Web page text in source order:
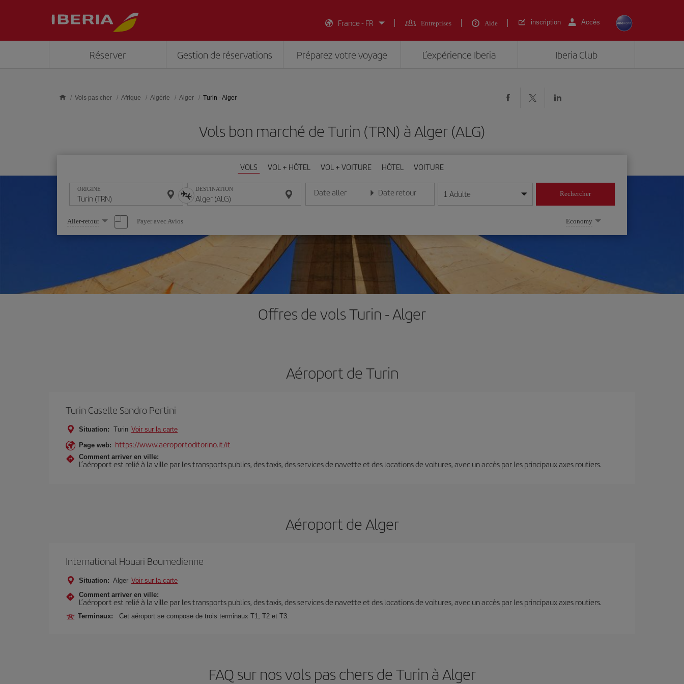
France - FR
Entreprises Aide inscription Accès
Réserver Gestion de réservations Préparez votre voyage L’expérience Iberia Iberia Club
Vols pas cher Afrique Algérie Alger Turin - Alger
Vols bon marché de Turin (TRN) à Alger (ALG)
VOLS VOL + HÔTEL VOL + VOITURE HÔTEL VOITURE
ORIGINE DESTINATION Date aller
Entrez la date au format jour/mois/année
Date retour
Entrez la date au format jour/mois/année
1 Adulte Rechercher
Sélectionnez
une
option
Aller-retour Payer avec Avios Economy
Offres de vols Turin - Alger
Aéroport de Turin
Turin Caselle Sandro Pertini
Situation: Turin Voir sur la carte
Page web: https://www.aeroportoditorino.it/it
Comment arriver en ville:
L’aéroport est relié à la ville par les transports publics, des taxis, des services de navette et des locations de voitures, avec un accès par les principaux axes routiers.
Aéroport de Alger
International Houari Boumedienne
Situation: Alger Voir sur la carte
Comment arriver en ville:
L’aéroport est relié à la ville par les transports publics, des taxis, des services de navette et des locations de voitures, avec un accès par les principaux axes routiers.
Terminaux: Cet aéroport se compose de trois terminaux T1, T2 et T3.
FAQ sur nos vols pas chers de Turin à Alger